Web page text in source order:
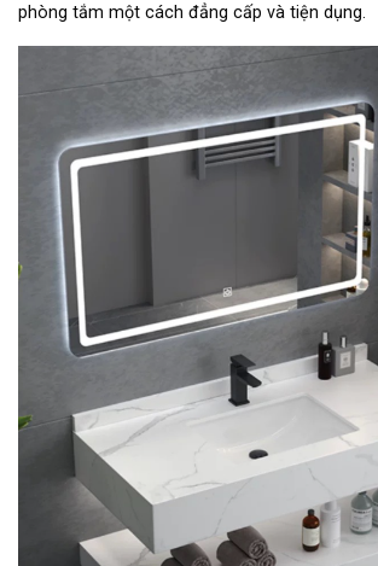
phòng tắm một cách đẳng cấp và tiện dụng.